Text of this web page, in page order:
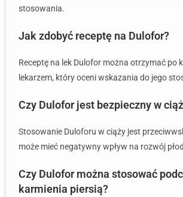
stosowania.
Jak zdobyć receptę na Dulofor?
Receptę na lek Dulofor można otrzymać po
lekarzem, który oceni wskazania do jego
Czy Dulofor jest bezpieczny w
Stosowanie Duloforu w ciąży jest
może mieć negatywny wpływ na rozwój
Czy Dulofor można stosować
karmienia piersią?